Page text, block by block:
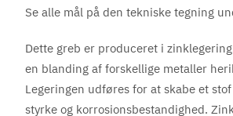
Se alle mål på den tekniske tegning
Dette greb er produceret i
en blanding af forskellige metaller
Legeringen udføres for at skabe et
styrke og korrosionsbestandighed.